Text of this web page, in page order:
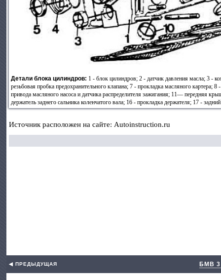
Детали блока цилиндров: 1 - блок цилиндров; 2 - датчик давления масла; 3 -
резьбовая пробка предохранительного клапана; 7 - прокладка масляного
привода масляного насоса и датчика распределителя зажигания; 11— передняя
держатель заднего сальника коленчатого вала; 16 - прокладка держателя; 17 -
Источник расположен на сайте: Autoinstruction.ru
◀ ПРЕДЫДУЩАЯ БМВ